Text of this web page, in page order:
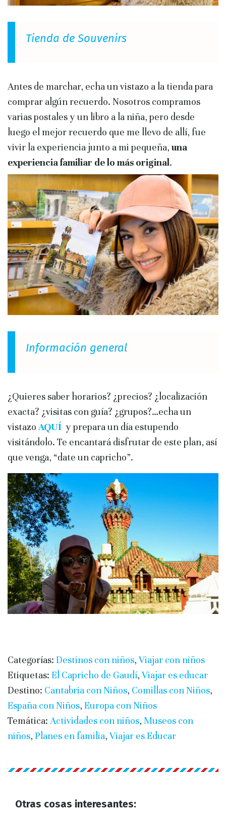
Tienda de Souvenirs
Antes de marchar, echa un vistazo a la tienda para
comprar algún recuerdo. Nosotros compramos
varias postales y un libro a la niña, pero desde
luego el mejor recuerdo que me llevo de allí, fue
vivir la experiencia junto a mi pequeña, una
experiencia familiar de lo más original.
Información general
¿Quieres saber horarios? ¿precios? ¿localización
exacta? ¿visitas con guía? ¿grupos?…echa un
vistazoAQUÍ y prepara un día estupendo
visitándolo. Te encantará disfrutar de este plan, así
que venga, “date un capricho”.
Categorías: Destinos con niños, Viajar con niños
Etiquetas: El Capricho de Gaudí, Viajar es educar
Destino: Cantabria con Niños, Comillas con Niños,
España con Niños, Europa con Niños
Temática: Actividades con niños, Museos con
niños, Planes en familia, Viajar es Educar
Otras cosas interesantes: